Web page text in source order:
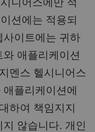
션에는 적용되
이트에는 귀하
애플리케이션
멘스 헬시니어스
플리케이션에
하여 책임지지
않습니다. 개인